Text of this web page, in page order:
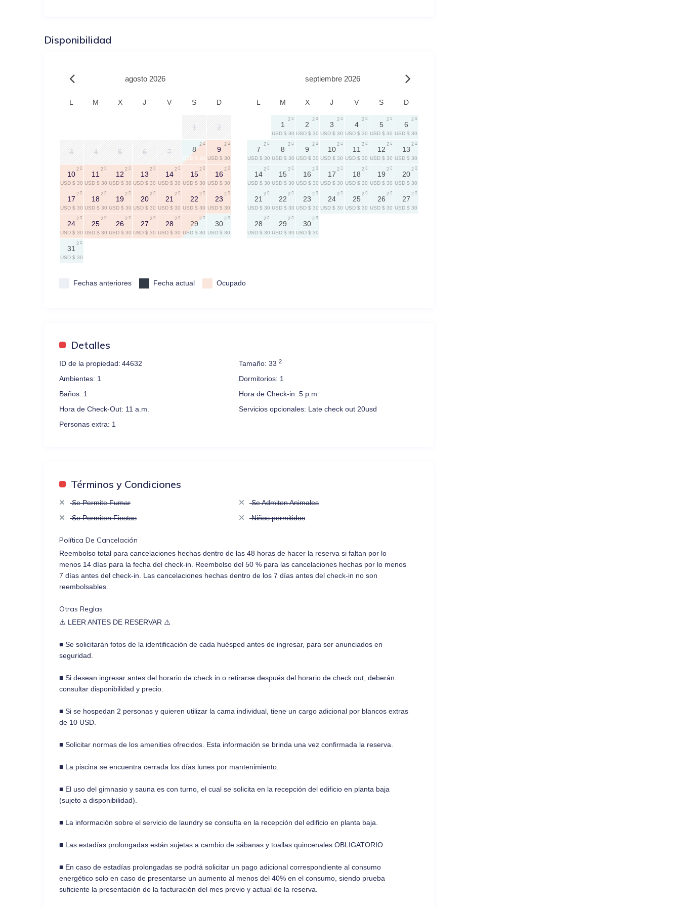
Disponibilidad
agosto 2026
L M X J V S D
1 2
3 4 5 6 7 8
USD $ 30
2
9
USD $ 30
2
10
USD $ 30
2
11
USD $ 30
2
12
USD $ 30
2
13
USD $ 30
2
14
USD $ 30
2
15
USD $ 30
2
16
USD $ 30
2
17
USD $ 30
2
18
USD $ 30
2
19
USD $ 30
2
20
USD $ 30
2
21
USD $ 30
2
22
USD $ 30
2
23
USD $ 30
2
24
USD $ 30
2
25
USD $ 30
2
26
USD $ 30
2
27
USD $ 30
2
28
USD $ 30
2
29
USD $ 30
2
30
USD $ 30
2
31
USD $ 30
2
septiembre 2026
L M X J V S D
1
USD $ 30
2
2
USD $ 30
2
3
USD $ 30
2
4
USD $ 30
2
5
USD $ 30
2
6
USD $ 30
2
7
USD $ 30
2
8
USD $ 30
2
9
USD $ 30
2
10
USD $ 30
2
11
USD $ 30
2
12
USD $ 30
2
13
USD $ 30
2
14
USD $ 30
2
15
USD $ 30
2
16
USD $ 30
2
17
USD $ 30
2
18
USD $ 30
2
19
USD $ 30
2
20
USD $ 30
2
21
USD $ 30
2
22
USD $ 30
2
23
USD $ 30
2
24
USD $ 30
2
25
USD $ 30
2
26
USD $ 30
2
27
USD $ 30
2
28
USD $ 30
2
29
USD $ 30
2
30
USD $ 30
2
Fechas anteriores Fecha actual Ocupado
Detalles
ID de la propiedad: 44632 Tamaño: 33 2
Ambientes: 1 Dormitorios: 1
Baños: 1 Hora de Check-in: 5 p.m.
Hora de Check-Out: 11 a.m. Servicios opcionales: Late check out 20usd
Personas extra: 1
Términos y Condiciones
Se Permite Fumar
Se Admiten Animales
Se Permiten Fiestas
Niños permitidos
Política De Cancelación
Reembolso total para cancelaciones hechas dentro de las 48 horas de hacer la reserva si faltan por lo
menos 14 días para la fecha del check-in. Reembolso del 50 % para las cancelaciones hechas por lo menos
7 días antes del check-in. Las cancelaciones hechas dentro de los 7 días antes del check-in no son
reembolsables.
Otras Reglas
⚠️ LEER ANTES DE RESERVAR ⚠️
■ Se solicitarán fotos de la identificación de cada huésped antes de ingresar, para ser anunciados en
seguridad.
■ Si desean ingresar antes del horario de check in o retirarse después del horario de check out, deberán
consultar disponibilidad y precio.
■ Si se hospedan 2 personas y quieren utilizar la cama individual, tiene un cargo adicional por blancos extras
de 10 USD.
■ Solicitar normas de los amenities ofrecidos. Esta información se brinda una vez confirmada la reserva.
■ La piscina se encuentra cerrada los días lunes por mantenimiento.
■ El uso del gimnasio y sauna es con turno, el cual se solicita en la recepción del edificio en planta baja
(sujeto a disponibilidad).
■ La información sobre el servicio de laundry se consulta en la recepción del edificio en planta baja.
■ Las estadías prolongadas están sujetas a cambio de sábanas y toallas quincenales OBLIGATORIO.
■ En caso de estadías prolongadas se podrá solicitar un pago adicional correspondiente al consumo
energético solo en caso de presentarse un aumento al menos del 40% en el consumo, siendo prueba
suficiente la presentación de la facturación del mes previo y actual de la reserva.